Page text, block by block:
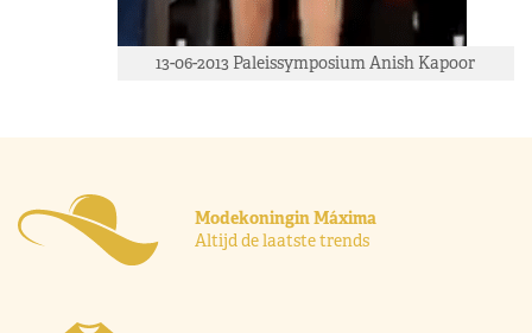
13-06-2013 Paleissymposium Anish Kapoor
Modekoningin Máxima
Altijd de laatste trends